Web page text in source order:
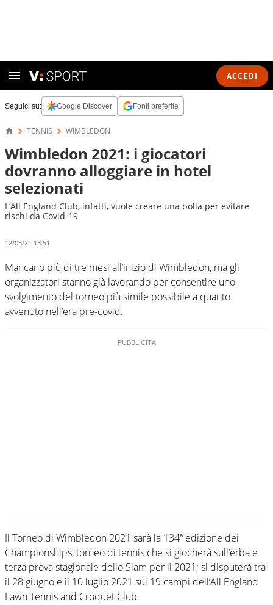
ACCEDI
Seguici su: Google Discover Fonti preferite
TENNIS WIMBLEDON
Wimbledon 2021: i giocatori
dovranno alloggiare in hotel
selezionati
L’All England Club, infatti, vuole creare una bolla per evitare
rischi da Covid-19
12/03/21 13:51
Mancano più di tre mesi all’inizio di Wimbledon, ma gli
organizzatori stanno già lavorando per consentire uno
svolgimento del torneo più simile possibile a quanto
avvenuto nell’era pre-covid.
Il Torneo di Wimbledon 2021 sarà la 134ª edizione dei
Championships, torneo di tennis che si giocherà sull’erba e
terza prova stagionale dello Slam per il 2021; si disputerà tra
il 28 giugno e il 10 luglio 2021 sui 19 campi dell’All England
Lawn Tennis and Croquet Club.